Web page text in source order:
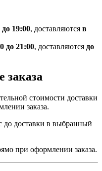
до 19:00, доставляются в
до 21:00, доставляются до
заказа
стоимости доставки
заказа.
до доставки в выбранный
при оформлении заказа.